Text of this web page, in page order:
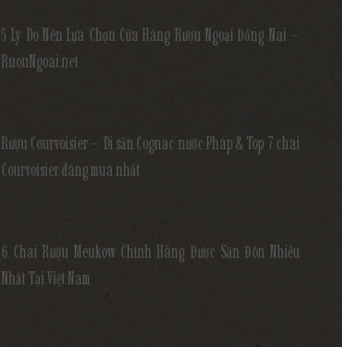
5 Lý Do Nên Lựa Chọn Cửa Hàng Rượu Ngoại Đồng Nai –
RuouNgoai.net
Rượu Courvoisier – Di sản Cognac nước Pháp & Top 7 chai
Courvoisier đáng mua nhất
6 Chai Rượu Meukow Chính Hãng Được Săn Đón Nhiều
Nhất Tại Việt Nam